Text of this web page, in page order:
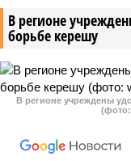
В регионе
борьбе керешу
В регионе учреждены
(фото: